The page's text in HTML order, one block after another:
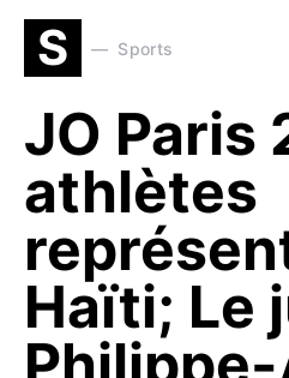
S Sports
JO Paris
athlètes
Haïti; Le